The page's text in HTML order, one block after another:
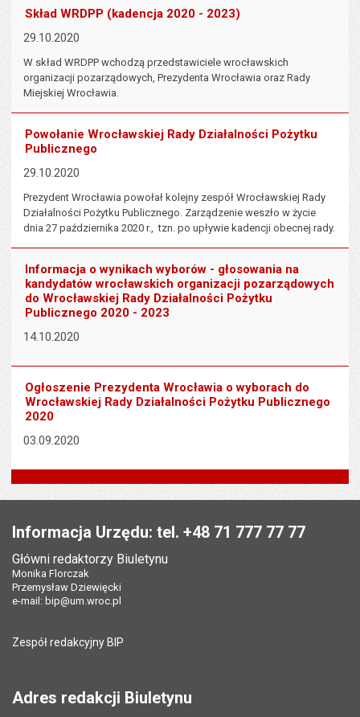
Skład WRDPP (kadencja 2020 - 2023)
29.10.2020
W skład WRDPP wchodzą przedstawiciele wrocławskich
organizacji pozarządowych, Prezydenta Wrocławia oraz Rady
Miejskiej Wrocławia.
Powołanie Wrocławskiej Rady Działalności Pożytku
Publicznego
29.10.2020
Prezydent Wrocławia powołał kolejny zespół Wrocławskiej Rady
Działalności Pożytku Publicznego. Zarządzenie weszło w życie
dnia 27 października 2020 r., tzn. po upływie kadencji obecnej rady.
Informacja o wynikach wyborów - głosowania na
kandydatów wrocławskich organizacji pozarządowych
do Wrocławskiej Rady Działalności Pożytku
Publicznego 2020 - 2023
14.10.2020
Ogłoszenie Prezydenta Wrocławia o wyborach do
Wrocławskiej Rady Działalności Pożytku Publicznego
2020
03.09.2020
Informacja Urzędu: tel. +48 71 777 77 77
Główni redaktorzy Biuletynu
Monika Florczak
Przemysław Dziewięcki
e-mail: bip@um.wroc.pl
Zespół redakcyjny BIP
Adres redakcji Biuletynu